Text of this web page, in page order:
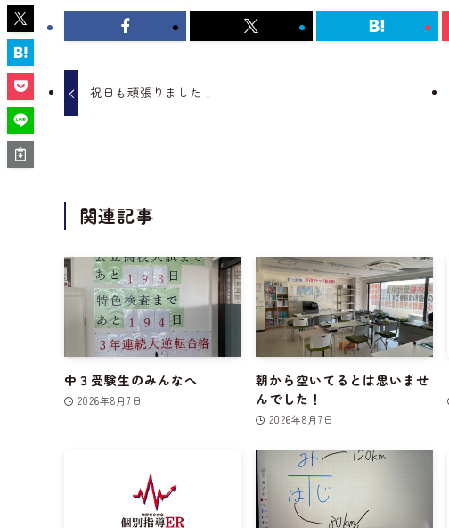
祝日も頑張りました！
関連記事
中３受験生のみんなへ
2026年8月7日
朝から空いてるとは思いませ
んでした！
2026年8月7日